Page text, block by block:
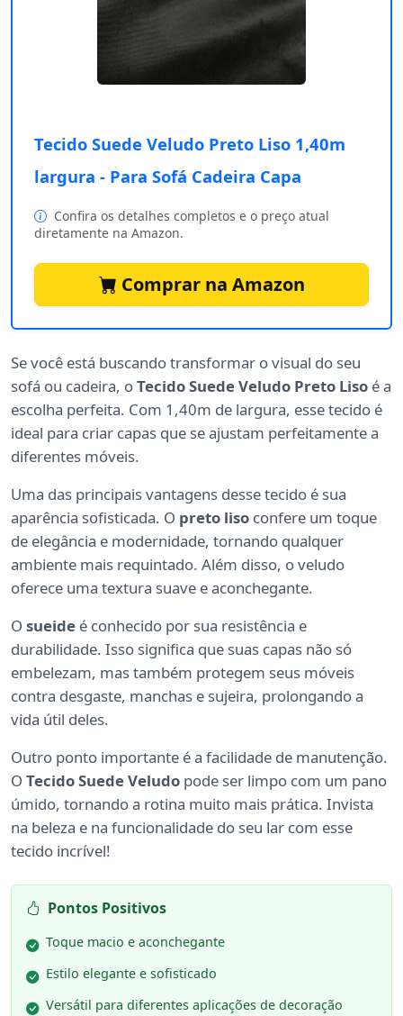
Tecido Suede Veludo Preto Liso 1,40m
largura - Para Sofá Cadeira Capa
Confira os detalhes completos e o preço atual
diretamente na Amazon.
Comprar na Amazon
Se você está buscando transformar o visual do seu
sofá ou cadeira, oTecido Suede Veludo Preto Liso é a
escolha perfeita. Com 1,40m de largura, esse tecido é
ideal para criar capas que se ajustam perfeitamente a
diferentes móveis.
Uma das principais vantagens desse tecido é sua
aparência sofisticada. O preto liso confere um toque
de elegância e modernidade, tornando qualquer
ambiente mais requintado. Além disso, o veludo
oferece uma textura suave e aconchegante.
O sueide é conhecido por sua resistência e
durabilidade. Isso significa que suas capas não só
embelezam, mas também protegem seus móveis
contra desgaste, manchas e sujeira, prolongando a
vida útil deles.
Outro ponto importante é a facilidade de manutenção.
O Tecido Suede Veludo pode ser limpo com um pano
úmido, tornando a rotina muito mais prática. Invista
na beleza e na funcionalidade do seu lar com esse
tecido incrível!
Pontos Positivos
Toque macio e aconchegante
Estilo elegante e sofisticado
Versátil para diferentes aplicações de decoração